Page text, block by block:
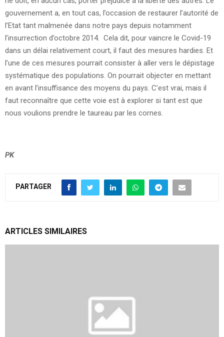
gouvernement a, en tout cas, l’occasion de restaurer l’autorité de
l’Etat tant malmenée dans notre pays depuis notamment
l’insurrection d’octobre 2014. Cela dit, pour vaincre le Covid-19
dans un délai relativement court, il faut des mesures hardies. Et
l’une de ces mesures pourrait consister à aller vers le dépistage
systématique des populations. On pourrait objecter en mettant
en avant l’insuffisance des moyens du pays. C’est vrai, mais il
faut reconnaître que cette voie est à explorer si tant est que
nous voulions prendre le taureau par les cornes.
PK
PARTAGER
ARTICLES SIMILAIRES